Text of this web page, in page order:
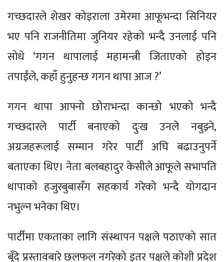
गच्छदारले शेखर कोइराला उमेरमा आफूभन्दा सिनियर
भए पनि राजनीतिमा जुनियर रहेको भन्दै उनलाई पनि
सोधे ‘गगन थापालाई महामन्त्री जिताएको होइन
तपाईंले, कहाँ हुनुहन्छ गगन थापा आज ?’
गगन थापा आफ्नो छोराभन्दा कान्छो भएको भन्दै
गच्छदारले पार्टी बनाएको दुःख उनले नबुझ्ने,
अग्रजहरूलाई सम्मान गरेर पार्टी अघि बढाउनुपर्ने
बताएका थिए। नेता बलबहादुर केसीले आफूले सभापति
थापाको हजुरबुबासँग सहकार्य गरेको भन्दै योगदान
नभुल्न भनेका थिए।
पार्टीमा एकताका लागि संस्थापन पक्षले पठाएको सात
बुँदे प्रस्तावबारे छलफल नगरेको इतर पक्षले कोशी प्रदेश